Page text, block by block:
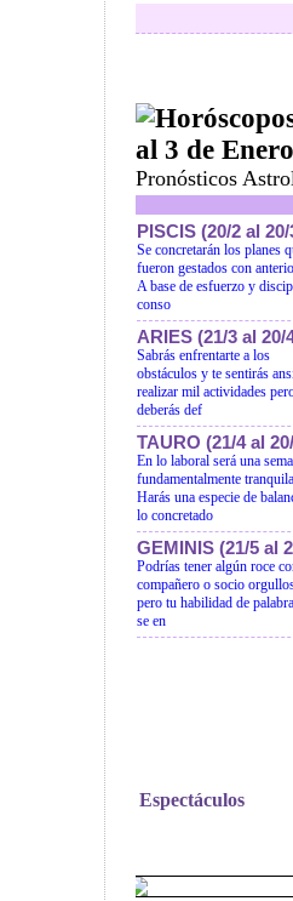
al 3 de
Pronósticos
PISCIS (20/2 al
Se concretarán los planes
fueron gestados con
A base de esfuerzo y
conso
ARIES (21/3 al 20/
Sabrás enfrentarte a los
obstáculos y te sentirás
realizar mil actividades
deberás def
TAURO (21/4 al
En lo laboral será una
fundamentalmente
Harás una especie de
lo concretado
GEMINIS (21/5 al
Podrías tener algún roce
compañero o socio
pero tu habilidad de
se en
Espectáculos